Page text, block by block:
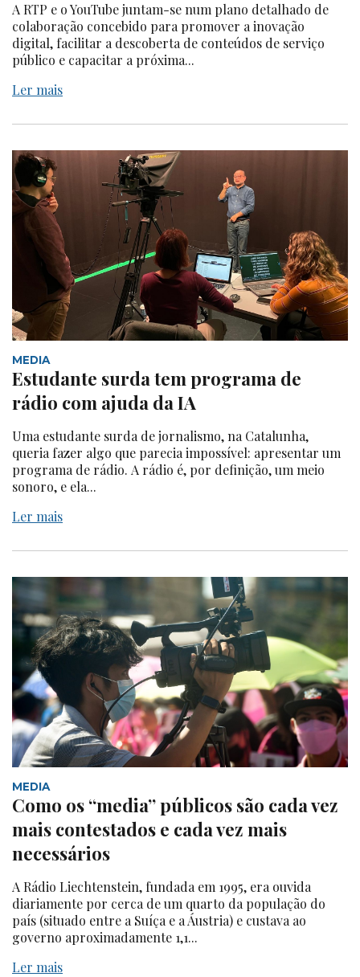
A RTP e o YouTube juntam-se num plano detalhado de
colaboração concebido para promover a inovação
digital, facilitar a descoberta de conteúdos de serviço
público e capacitar a próxima...
Ler mais
MEDIA
Estudante surda tem programa de
rádio com ajuda da IA
Uma estudante surda de jornalismo, na Catalunha,
queria fazer algo que parecia impossível: apresentar um
programa de rádio. A rádio é, por definição, um meio
sonoro, e ela...
Ler mais
MEDIA
Como os “media” públicos são cada vez
mais contestados e cada vez mais
necessários
A Rádio Liechtenstein, fundada em 1995, era ouvida
diariamente por cerca de um quarto da população do
país (situado entre a Suíça e a Áustria) e custava ao
governo aproximadamente 1,1...
Ler mais